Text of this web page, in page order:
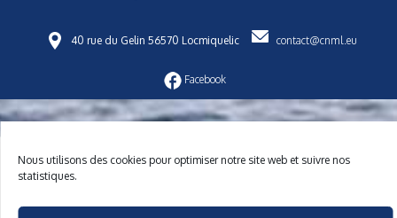
Nous utilisons des cookies pour optimiser notre site web et suivre nos
statistiques.
40 rue du Gelin 56570 Locmiquelic contact@cnml.eu
Facebook